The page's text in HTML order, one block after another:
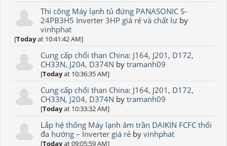
Thi công Máy lạnh tủ đứng PANASONIC S-
24PB3H5 Inverter 3HP giá rẻ và chất lưby
vinhphat
[Todayat 10:41:42 AM]
Cung cấp chổi than China: J164, J201, D172,
CH33N, J204, D374N bytramanh09
[Todayat 10:36:35 AM]
Cung cấp chổi than China: J164, J201, D172,
CH33N, J204, D374N bytramanh09
[Todayat 10:33:32 AM]
Lắp hệ thống Máy lạnh âm trần DAIKIN FCFC thổi
đa hướng – Inverter giá rẻ byvinhphat
[Todayat 09:05:59 AM]